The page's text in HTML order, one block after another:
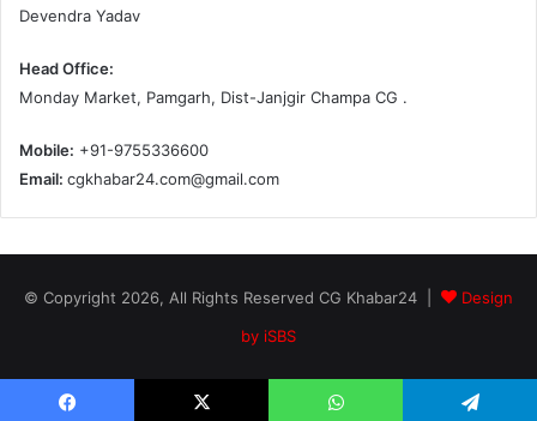
Devendra Yadav
Head Office:
Monday Market, Pamgarh, Dist-Janjgir Champa CG .
Mobile: +91-9755336600
Email: cgkhabar24.com@gmail.com
© Copyright 2026, All Rights Reserved CG Khabar24 |
Design
by iSBS